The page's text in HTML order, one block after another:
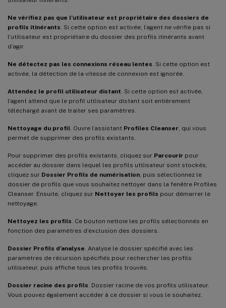
Ne vérifiez pas que l’utilisateur est propriétaire des dossiers de
profils itinérants . Si cette option est activée, l’agent ne vérifie pas si
l’utilisateur est propriétaire du dossier des profils itinérants avant
d’agir.
Ne détectez pas les connexions réseau lentes . Si cette option est
activée, la détection de la vitesse de connexion est ignorée.
Attendez le profil utilisateur distant . Si cette option est activée,
l’agent attend que le profil utilisateur distant soit entièrement
téléchargé avant de traiter ses paramètres.
Nettoyage du profil . Ouvre l’assistant Profiles Cleanser , qui vous
permet de supprimer des profils existants.
Pour supprimer des profils existants, cliquez sur Parcourir pour
accéder au dossier dans lequel les profils utilisateur sont stockés,
cliquez sur Dossier Profils de numérisation , puis sélectionnez le
dossier de profils que vous souhaitez nettoyer dans la fenêtre Profiles
Cleanser. Ensuite, cliquez sur Nettoyer les profils pour démarrer le
nettoyage.
Nettoyez les profils . Ce bouton nettoie les profils sélectionnés en
fonction des paramètres d’exclusion des dossiers.
Dossier Profils d’analyse . Analyse le dossier spécifié avec les
paramètres de récursion spécifiés pour rechercher les profils
utilisateur, puis affiche tous les profils trouvés.
Dossier racine des profils . Dossier racine de vos profils utilisateur.
Vous pouvez également accéder à ce dossier si vous le souhaitez.